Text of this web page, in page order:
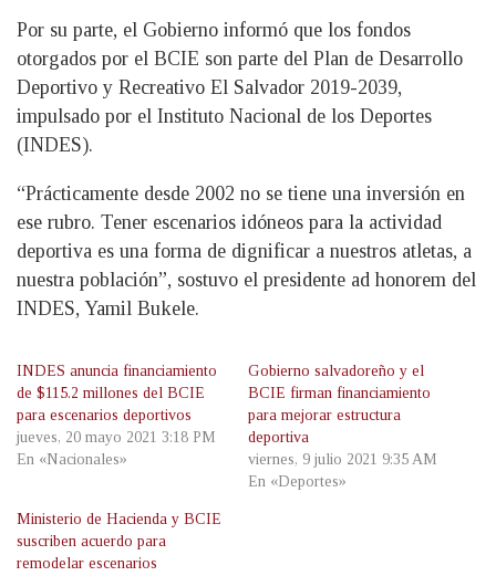
Por su parte, el Gobierno informó que los fondos
otorgados por el BCIE son parte del Plan de Desarrollo
Deportivo y Recreativo El Salvador 2019-2039,
impulsado por el Instituto Nacional de los Deportes
(INDES).
“Prácticamente desde 2002 no se tiene una inversión en
ese rubro. Tener escenarios idóneos para la actividad
deportiva es una forma de dignificar a nuestros atletas, a
nuestra población”, sostuvo el presidente ad honorem del
INDES, Yamil Bukele.
INDES anuncia financiamiento
de $115.2 millones del BCIE
para escenarios deportivos
jueves, 20 mayo 2021 3:18 PM
En «Nacionales»
Gobierno salvadoreño y el
BCIE firman financiamiento
para mejorar estructura
deportiva
viernes, 9 julio 2021 9:35 AM
En «Deportes»
Ministerio de Hacienda y BCIE
suscriben acuerdo para
remodelar escenarios